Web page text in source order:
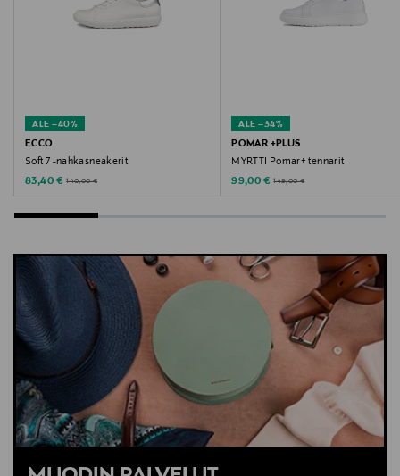
ALE –40%
ECCO
Soft 7 -nahkasneakerit
Discounted Price
83,40 € Original Price
140,00 €
ALE –34%
POMAR +PLUS
MYRTTI Pomar+ tennarit
Discounted Price
99,00 € Original Price
149,00 €